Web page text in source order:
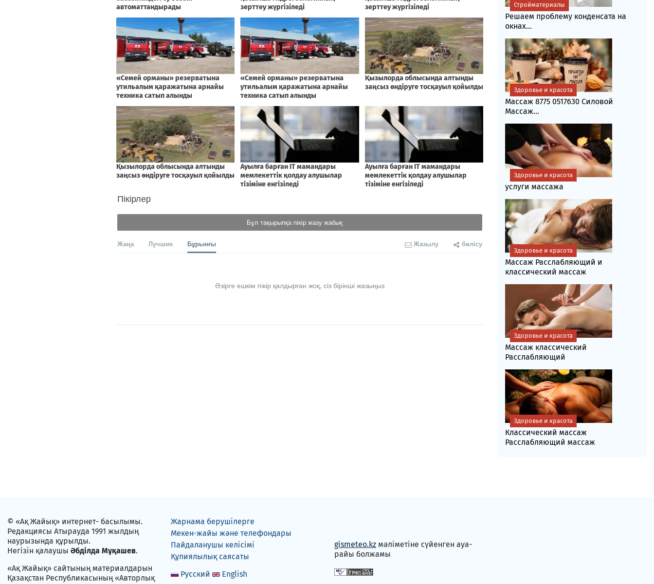
Пікірлер
Бұл тақырыпқа пікір жазу жабық
Жаңа Лучшие Бұрынғы Жазылу бөлісу
Әзірге ешкім пікір қалдырған жоқ, сіз бірінші жазыңыз
Решаем проблему конденсата на
окнах...
Стройматериалы
Массаж 8775 0517630 Силовой
Массаж...
Здоровье и красота
услуги массажа
Здоровье и красота
Массаж Расслабляющий и
классический массаж
Здоровье и красота
Массаж классический
Расслабляющий
Здоровье и красота
Классический массаж
Расслабляющий массаж
Здоровье и красота
© «Ақ Жайық» интернет- басылымы.
Редакциясы Атырауда 1991 жылдың
наурызында құрылды.
Негізін қалаушы Әбділда Мұқашев.
«Ақ Жайық» сайтының материалдарын
Қазақстан Республикасының «Авторлық
Жарнама берушілерге
Мекен-жайы және телефондары
Пайдаланушы келісімі
Құпиялылық саясаты
Русский
English
gismeteo.kz мәліметіне сүйенген ауа-
райы болжамы